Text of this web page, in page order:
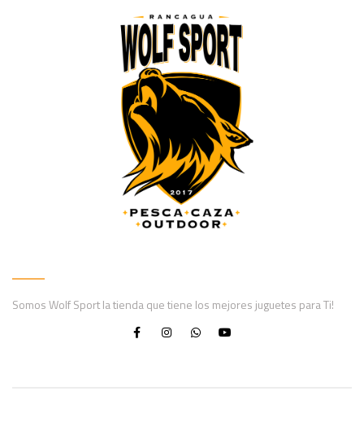
Somos Wolf Sport la tienda que tiene los mejores juguetes para Ti!